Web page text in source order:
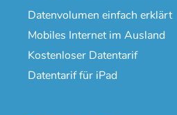
Datenvolumen einfach erklärt
Mobiles Internet im Ausland
Kostenloser Datentarif
Datentarif für iPad